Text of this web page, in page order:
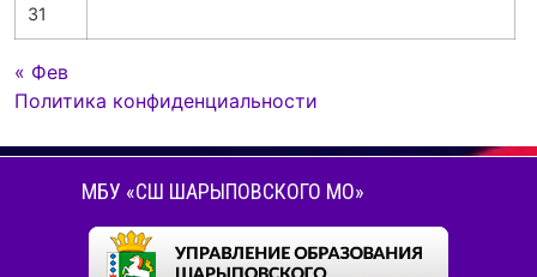
31
« Фев
Политика конфиденциальности
МБУ «СШ ШАРЫПОВСКОГО МО»